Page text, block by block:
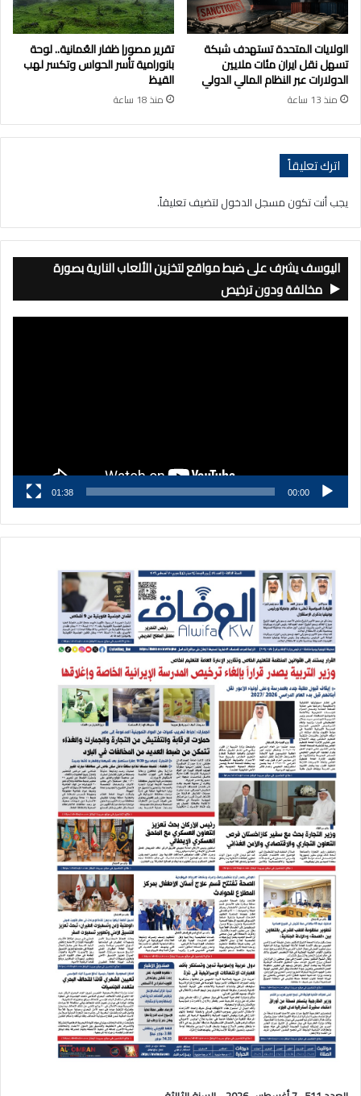
الولايات المتحدة تستهدف شبكة
تسهل نقل ايران مئات ملايين
الدولارات عبر النظام المالي الدولي
منذ 13 ساعة
تقرير مصور| ظفار العُمانية.. لوحة
بانورامية تأسر الحواس وتكسر لهب
القيظ
منذ 18 ساعة
اترك تعليقاً
يجب أنت تكون مسجل الدخول لتضيف تعليقاً.
اليوسف يشرف على ضبط مواقع لتخزين الألعاب النارية بصورة
مخالفة ودون ترخيص
00:00
01:38